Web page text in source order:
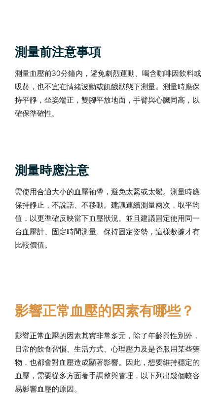
測量前注意事項
測量血壓前30分鐘內，避免劇烈運動、喝含咖啡因飲料或
吸菸，也不宜在情緒波動或飢餓狀態下測量。測量時應保
持平靜，坐姿端正，雙腳平放地面，手臂與心臟同高，以
確保準確性。
測量時應注意
需使用合適大小的血壓袖帶，避免太緊或太鬆。測量時應
保持靜止，不說話、不移動。建議連續測量兩次，取平均
值，以更準確反映當下血壓狀況。並且建議固定使用同一
台血壓計、固定時間測量、保持固定姿勢，這樣數據才有
比較價值。
影響正常血壓的因素有哪些？
影響正常血壓的因素其實非常多元，除了年齡與性別外，
日常的飲食習慣、生活方式、心理壓力及是否服用某些藥
物，也都會對血壓造成顯著影響。因此，想要維持穩定的
血壓，需要從多方面著手調整與管理，以下列出幾個較容
易影響血壓的原因。